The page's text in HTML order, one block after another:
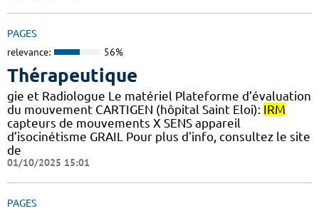
PAGES
relevance: 56%
Thérapeutique
gie et Radiologue Le matériel Plateforme d’évaluation
du mouvement CARTIGEN (hôpital Saint Eloi): IRM
capteurs de mouvements X SENS appareil
d’isocinétisme GRAIL Pour plus d'info, consultez le site
de
01/10/2025 15:01
PAGES